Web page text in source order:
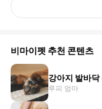
비마이펫 추천 콘텐츠
강아지 발바닥
루피 엄마